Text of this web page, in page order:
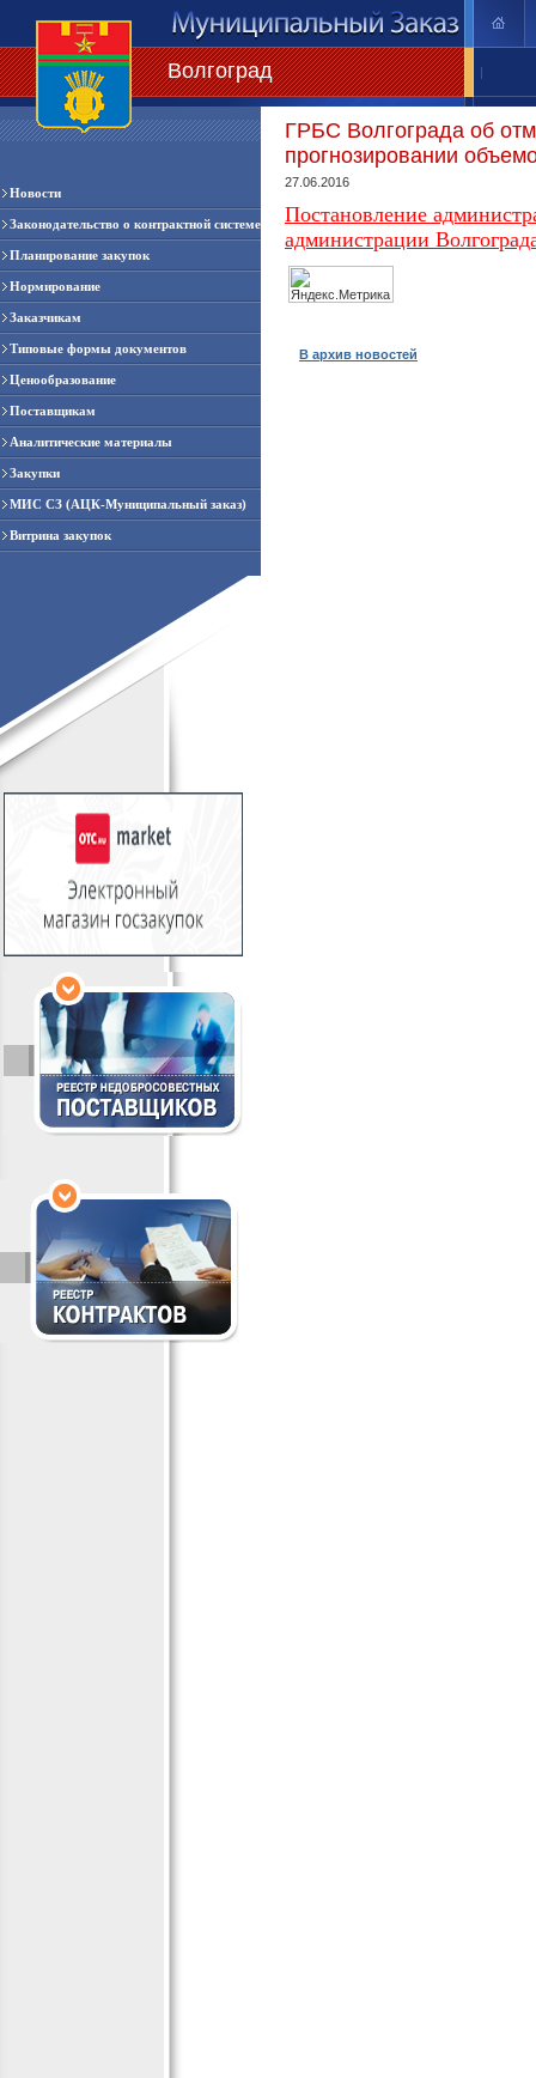
Волгоград |
Новости
Законодательство о контрактной системе
Планирование закупок
Нормирование
Заказчикам
Типовые формы документов
Ценообразование
Поставщикам
Аналитические материалы
Закупки
МИС СЗ (АЦК-Муниципальный заказ)
Витрина закупок
ГРБС Волгограда об
прогнозировании
27.06.2016
Постановление
администрации
В архив новостей